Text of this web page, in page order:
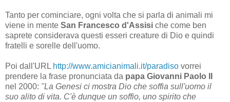
Tanto per cominciare, ogni volta che si parla di animali mi
viene in mente San Francesco d'Assisi che come ben
saprete considerava questi esseri creature di Dio e quindi
fratelli e sorelle dell'uomo.
Poi dall'URL http://www.amicianimali.it/paradiso vorrei
prendere la frase pronunciata da papa Giovanni Paolo II
nel 2000: "La Genesi ci mostra Dio che soffia sull'uomo il
suo alito di vita. C'è dunque un soffio, uno spirito che